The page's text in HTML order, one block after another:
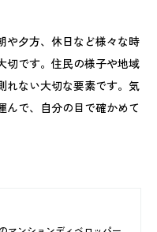
や夕方、休日など様々な時
切です。住民の様子や地域
れない大切な要素です。気
んで、自分の目で確かめて